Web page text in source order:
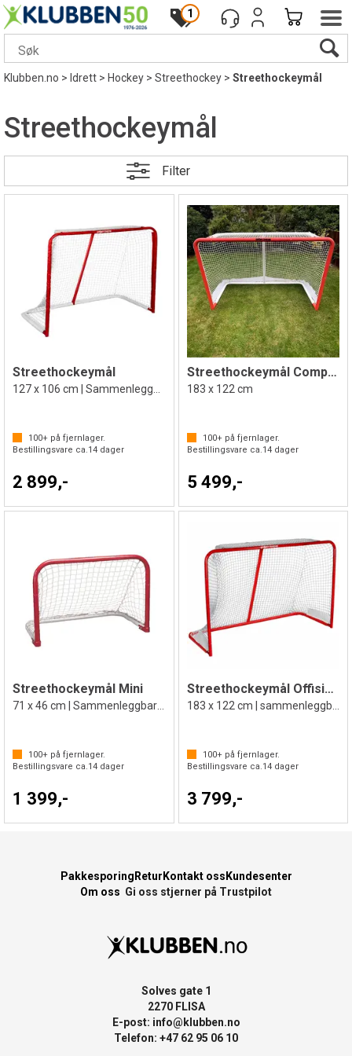
1
Klubben.no> Idrett>Hockey>Streethockey>Streethockeymål
Streethockeymål
Filter
Streethockeymål
100+ på fjernlager.
Bestillingsvare ca.14 dager
2 899,-
Streethockeymål Competition
183 x 122 cm
100+på fjernlager.
Bestillingsvare ca.14dager
5 499,-
Streethockeymål Mini
100+ på fjernlager.
Bestillingsvare ca.14 dager
1 399,-
Streethockeymål Offisiell størrelse
100+på fjernlager.
Bestillingsvare ca.14dager
3 799,-
PakkesporingReturKontakt ossKundesenter
Om oss Gi oss stjerner på Trustpilot
Solves gate 1
2270 FLISA
E-post: info@klubben.no
Telefon: +47 62 95 06 10